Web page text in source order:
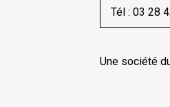
Tél :03 28
Une société